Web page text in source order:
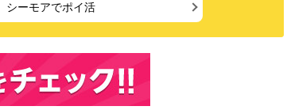
シーモアでポイ活